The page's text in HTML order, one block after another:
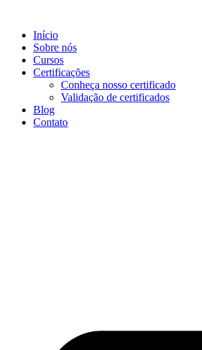
conteúdo
Início
Sobre nós
Cursos
Certificações
Conheça nosso certificado
Validação de certificados
Blog
Contato